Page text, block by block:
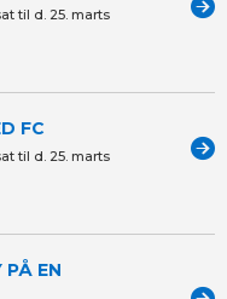
til d. 25. marts
FC
til d. 25. marts
PÅ EN